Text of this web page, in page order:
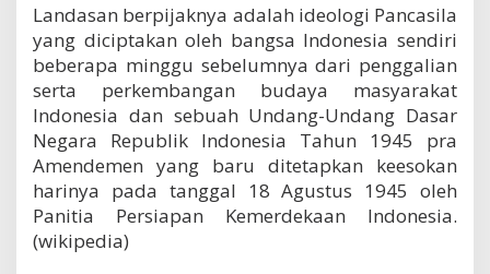
Landasan berpijaknya adalah ideologi Pancasila
yang diciptakan oleh bangsa Indonesia sendiri
beberapa minggu sebelumnya dari penggalian
serta perkembangan budaya masyarakat
Indonesia dan sebuah Undang-Undang Dasar
Negara Republik Indonesia Tahun 1945 pra
Amendemen yang baru ditetapkan keesokan
harinya pada tanggal 18 Agustus 1945 oleh
Panitia Persiapan Kemerdekaan Indonesia.
(wikipedia)